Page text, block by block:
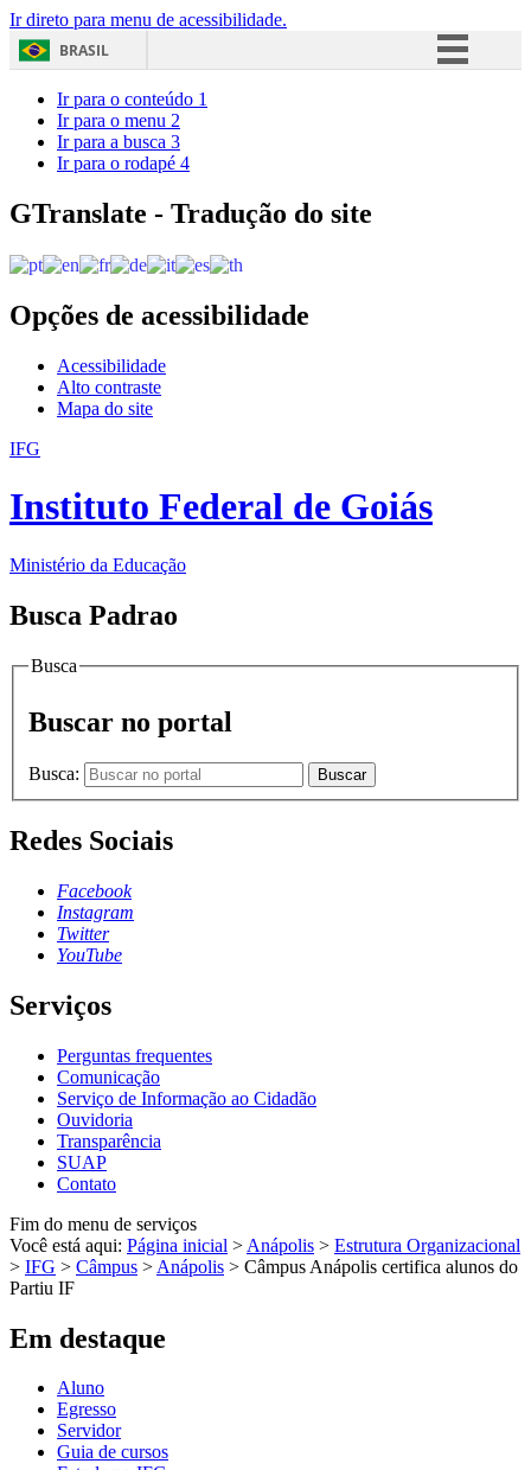
Ir direto para menu de acessibilidade.
BRASIL
Acesso à informação
Ir para o conteúdo 1
Ir para o menu 2
Ir para a busca 3
Ir para o rodapé 4
GTranslate - Tradução do site
Opções de acessibilidade
Acessibilidade
Alto contraste
Mapa do site
IFG
Instituto Federal de Goiás
Ministério da Educação
Busca Padrao
Busca
Buscar no portal
Busca: Buscar
Redes Sociais
Facebook
Instagram
Twitter
YouTube
Serviços
Perguntas frequentes
Comunicação
Serviço de Informação ao Cidadão
Ouvidoria
Transparência
SUAP
Contato
Fim do menu de serviços
Você está aqui: Página inicial > Anápolis > Estrutura Organizacional
> IFG > Câmpus > Anápolis > Câmpus Anápolis certifica alunos do
Partiu IF
Em destaque
Aluno
Egresso
Servidor
Guia de cursos